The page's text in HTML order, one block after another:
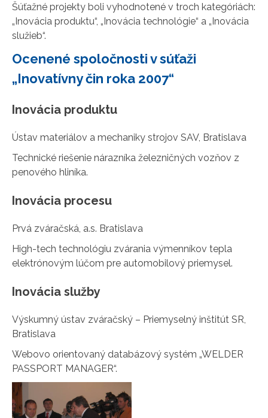
Šúťažné projekty boli vyhodnotené v troch kategóriách:
„Inovácia produktu“, „Inovácia technológie“ a „Inovácia
služieb“.
Ocenené spoločnosti v súťaži
„Inovatívny čin roka 2007“
Inovácia produktu
Ústav materiálov a mechaniky strojov SAV, Bratislava
Technické riešenie nárazníka železničných vozňov z
penového hliníka.
Inovácia procesu
Prvá zváračská, a.s. Bratislava
High-tech technológiu zvárania výmenníkov tepla
elektrónovým lúčom pre automobilový priemysel.
Inovácia služby
Výskumný ústav zváračský – Priemyselný inštitút SR,
Bratislava
Webovo orientovaný databázový systém „WELDER
PASSPORT MANAGER“.